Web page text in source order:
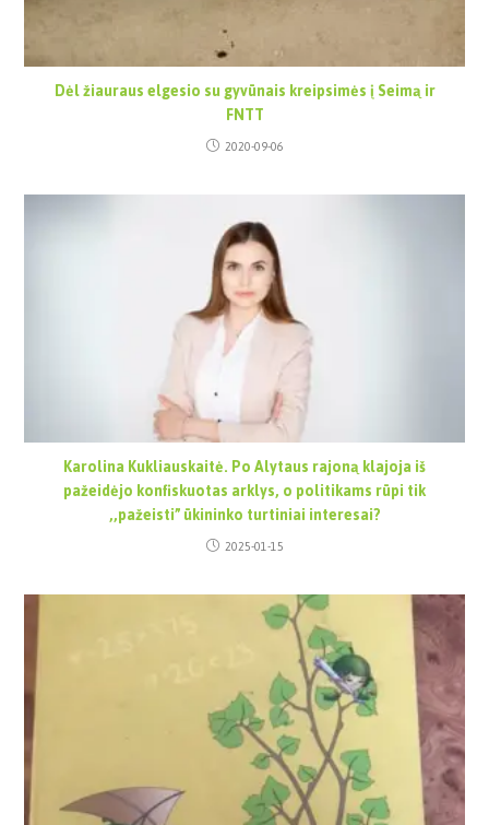
Dėl žiauraus elgesio su gyvūnais kreipsimės į Seimą ir
FNTT
2020-09-06
Karolina Kukliauskaitė. Po Alytaus rajoną klajoja iš
pažeidėjo konfiskuotas arklys, o politikams rūpi tik
,,pažeisti” ūkininko turtiniai interesai?
2025-01-15